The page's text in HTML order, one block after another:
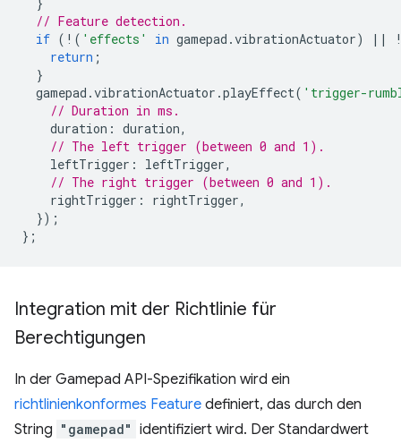
// Feature detection.
if ( ! ( 'effects' in gamepad .vibrationActuator) ||
return ;
}
gamepad .vibrationActuator .playEffect( 'trigger-
// Duration in ms.
duration : duration,
// The left trigger (between 0 and 1).
leftTrigger : leftTrigger,
// The right trigger (between 0 and 1).
rightTrigger : rightTrigger,
});
};
Integration mit der Richtlinie für
Berechtigungen
In der Gamepad API-Spezifikation wird ein
richtlinienkonformes Feature definiert, das durch den
String "gamepad" identifiziert wird. Der Standardwert